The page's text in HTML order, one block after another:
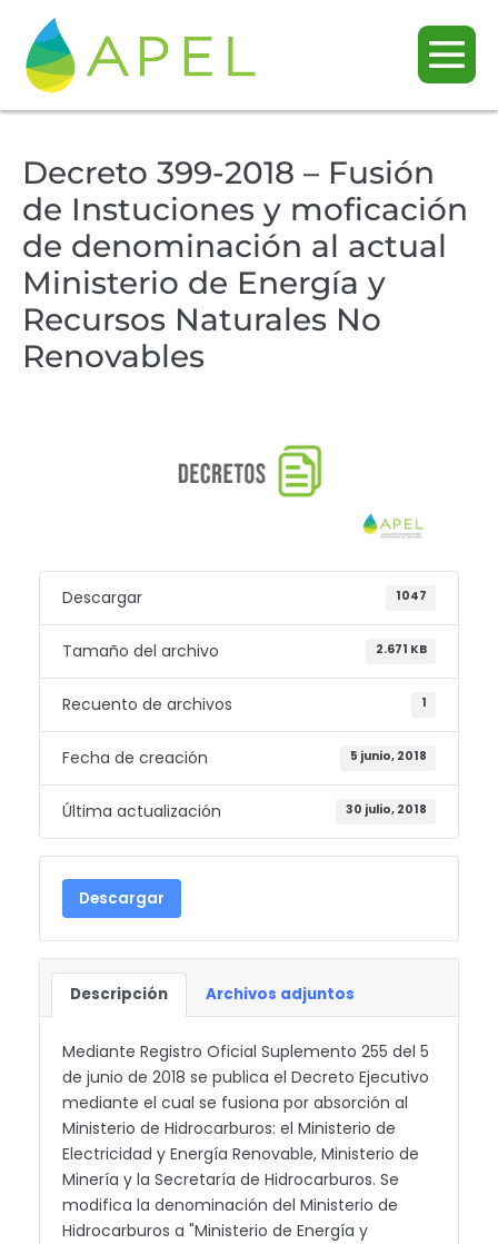
Decreto 399-2018 – Fusión
de Instuciones y moficación
de denominación al actual
Ministerio de Energía y
Recursos Naturales No
Renovables
Descargar 1047
Tamaño del archivo 2.671 KB
Recuento de archivos 1
Fecha de creación 5 junio, 2018
Última actualización 30 julio, 2018
Descargar
Descripción Archivos adjuntos
Mediante Registro Oficial Suplemento 255 del 5
de junio de 2018 se publica el Decreto Ejecutivo
mediante el cual se fusiona por absorción al
Ministerio de Hidrocarburos: el Ministerio de
Electricidad y Energía Renovable, Ministerio de
Minería y la Secretaría de Hidrocarburos. Se
modifica la denominación del Ministerio de
Hidrocarburos a "Ministerio de Energía y